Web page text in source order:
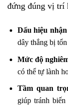
đứng đúng vị trí
Dấu hiệu
dây thắng bị
Mức độ
có thể tự lành
Tầm quan
giúp tránh